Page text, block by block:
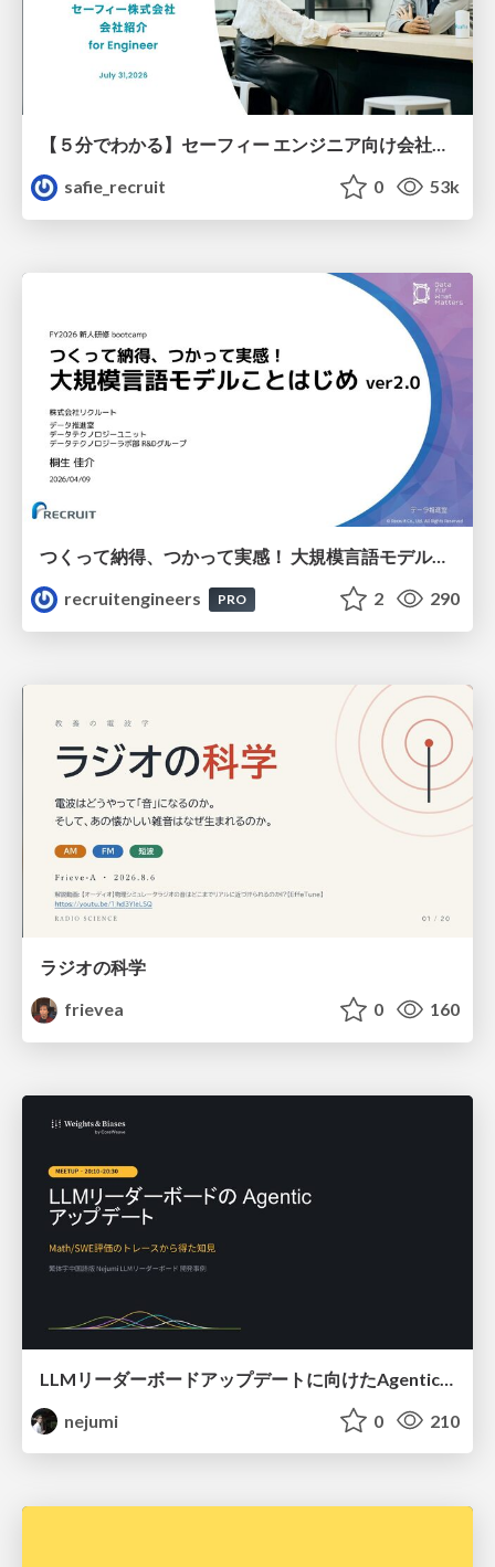
【５分でわかる】セーフィー エンジニア向け会社紹介
safie_recruit
0 53k
つくって納得、つかって実感！ 大規模言語モデルことはじめ ver2.0
recruitengineers
PRO 2 290
ラジオの科学
frievea
0 160
nejumi
0 210